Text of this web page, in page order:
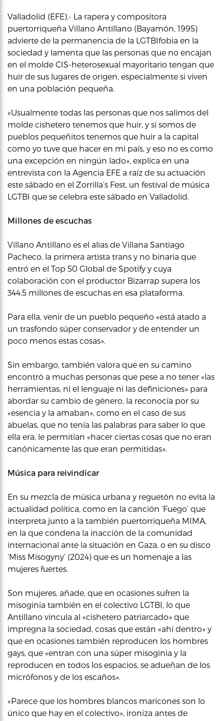
Valladolid (EFE).- La rapera y compositora
puertorriqueña Villano Antillano (Bayamón, 1995)
advierte de la permanencia de la LGTBIfobia en la
sociedad y lamenta que las personas que no encajan
en el molde CIS-heterosexual mayoritario tengan que
huir de sus lugares de origen, especialmente si viven
en una población pequeña.
«Usualmente todas las personas que nos salimos del
molde cishetero tenemos que huir, y si somos de
pueblos pequeñitos tenemos que huir a la capital
como yo tuve que hacer en mi país, y eso no es como
una excepción en ningún lado», explica en una
entrevista con la Agencia EFE a raíz de su actuación
este sábado en el Zorrilla’s Fest, un festival de música
LGTBI que se celebra este sábado en Valladolid.
Millones de escuchas
Villano Antillano es el alias de Villana Santiago
Pacheco, la primera artista trans y no binaria que
entró en el Top 50 Global de Spotify y cuya
colaboración con el productor Bizarrap supera los
344.5 millones de escuchas en esa plataforma.
Para ella, venir de un pueblo pequeño «está atado a
un trasfondo súper conservador y de entender un
poco menos estas cosas».
Sin embargo, también valora que en su camino
encontró a muchas personas que pese a no tener «las
herramientas, ni el lenguaje ni las definiciones» para
abordar su cambio de género, la reconocía por su
«esencia y la amaban», como en el caso de sus
abuelas, que no tenía las palabras para saber lo que
ella era, le permitían «hacer ciertas cosas que no eran
canónicamente las que eran permitidas».
Música para reivindicar
En su mezcla de música urbana y reguetón no evita la
actualidad política, como en la canción ‘Fuego’ que
interpreta junto a la también puertorriqueña MIMA,
en la que condena la inacción de la comunidad
internacional ante la situación en Gaza, o en su disco
‘Miss Misogyny’ (2024) que es un homenaje a las
mujeres fuertes.
Son mujeres, añade, que en ocasiones sufren la
misoginia también en el colectivo LGTBI, lo que
Antillano vincula al «cishetero patriarcado» que
impregna la sociedad, cosas que están «ahí dentro» y
que en ocasiones también reproducen los hombres
gays, que «entran con una súper misoginia y la
reproducen en todos los espacios, se adueñan de los
micrófonos y de los escaños».
«Parece que los hombres blancos maricones son lo
único que hay en el colectivo», ironiza antes de